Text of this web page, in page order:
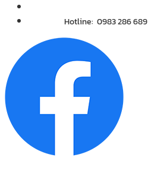
Hotline: 0983 286 689